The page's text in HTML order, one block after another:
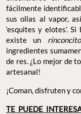
fácilmente
sus ollas al vapor,
‘esquites y elotes’.
existe un
ingredientes
de res. ¿Lo mejor de
artesanal!
¡Coman, disfruten y
TE PUEDE